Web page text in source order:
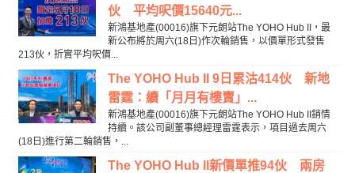
伙 平均呎價15640元...
新鴻基地產(00016)旗下元朗站The YOHO Hub II，最
新公布將於周六(18日)作次輪銷售，以價單形式發售
213伙，折實平均呎價...
The YOHO Hub II 9日累沽414伙 新地
雷霆：續「月月有樓賣」...
新鴻基地產(00016)旗下元朗站The YOHO Hub II銷情
持續。該公司副董事總經理雷霆表示，項目過去周六
(18日)進行第二輪銷售，...
The YOHO Hub II新價單推94伙 兩房